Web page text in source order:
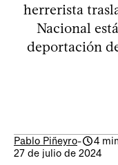
herrerista
Nacional
deportación
Pablo Piñeyro-
4
27 de julio de 2024